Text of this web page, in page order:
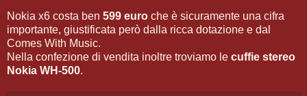
Nokia x6 costa ben 599 euro che è sicuramente una cifra
importante, giustificata però dalla ricca dotazione e dal
Comes With Music.
Nella confezione di vendita inoltre troviamo le cuffie stereo
Nokia WH-500.